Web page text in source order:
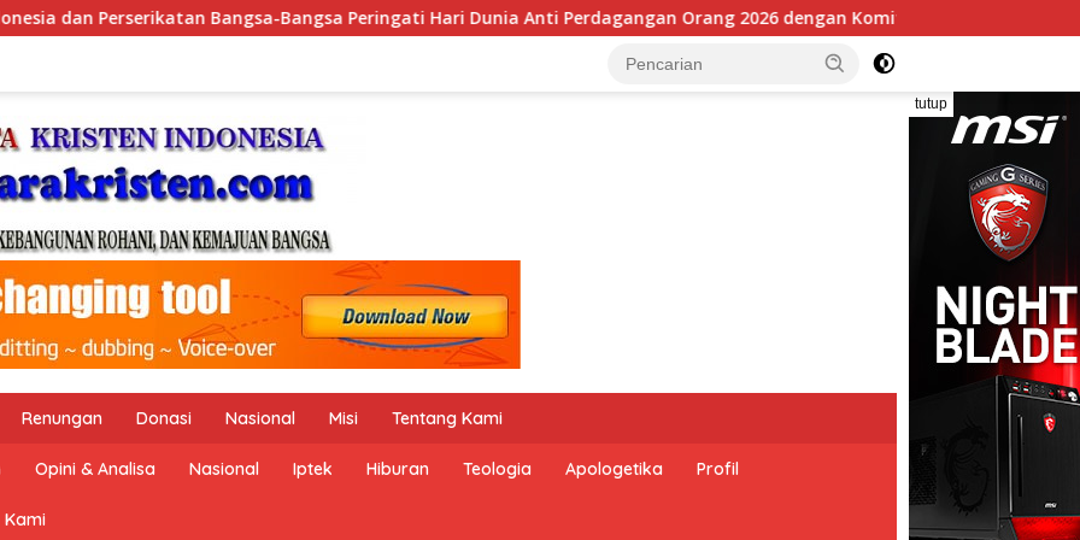
Peringati Hari Dunia Anti Perdagangan Orang 2026 dengan Komitmen Baru untuk Memberantas Perdagangan Orang di Era
tutup
Renungan Donasi Nasional Misi Tentang Kami
Opini & Analisa Nasional Iptek Hiburan Teologia Apologetika Profil
Kami